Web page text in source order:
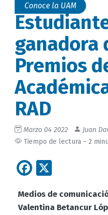
Conoce la UAM
ganadora
Premios
RAD
Marzo 04 2022
Juan
Tiempo de lectura ~ 2
Facebook
Medios de
Valentina Betancur